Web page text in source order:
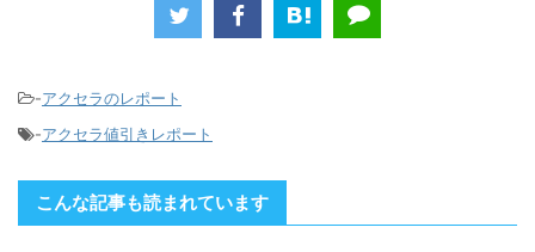
-アクセラのレポート
-アクセラ値引きレポート
こんな記事も読まれています